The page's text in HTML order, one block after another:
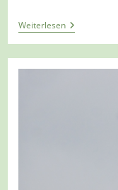
WeiterlesenTour
619
–
–